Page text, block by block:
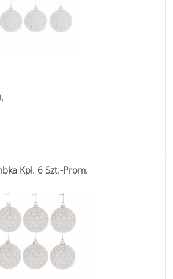
Kpl. 6 Szt.-Prom.